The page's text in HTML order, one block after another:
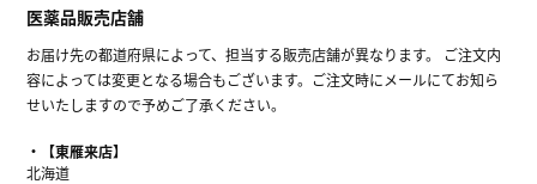
医薬品販売店舗
お届け先の都道府県によって、担当する販売店舗が異なります。 ご注文内
容によっては変更となる場合もございます。ご注文時にメールにてお知ら
せいたしますので予めご了承ください。
【東雁来店】
北海道